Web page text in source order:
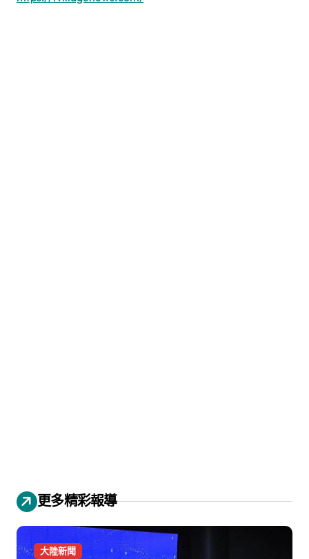
更多精彩報導
大陸新聞